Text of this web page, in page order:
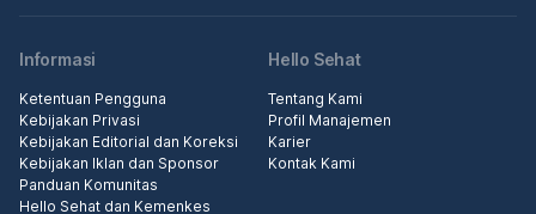
Informasi
Ketentuan Pengguna
Kebijakan Privasi
Kebijakan Editorial dan Koreksi
Kebijakan Iklan dan Sponsor
Panduan Komunitas
Hello Sehat dan Kemenkes
Hello Sehat
Tentang Kami
Profil Manajemen
Karier
Kontak Kami